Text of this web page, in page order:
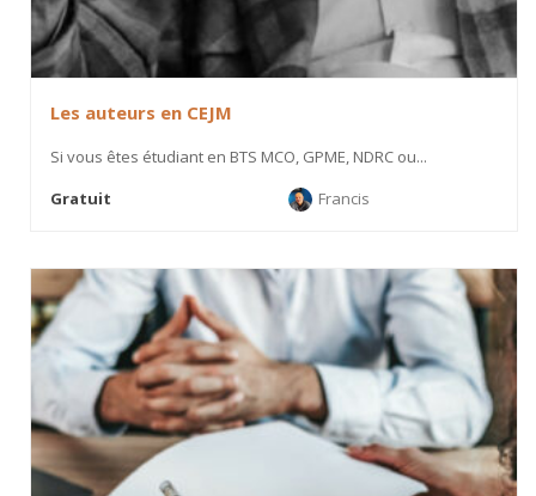
Les auteurs en CEJM
Si vous êtes étudiant en BTS MCO, GPME, NDRC ou...
Gratuit
Francis